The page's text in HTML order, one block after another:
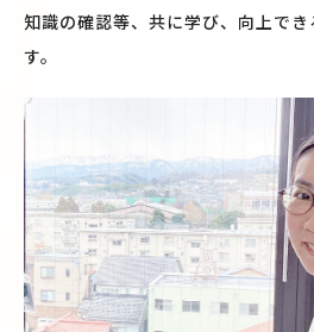
知識の確認等、共に学び、向上で
す。